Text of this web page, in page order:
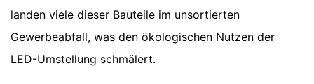
landen viele dieser Bauteile im unsortierten
Gewerbeabfall, was den ökologischen Nutzen der
LED-Umstellung schmälert.